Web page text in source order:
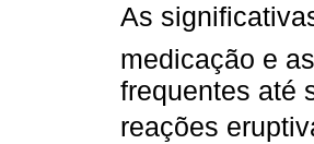
As
medicação e
frequentes até
reações